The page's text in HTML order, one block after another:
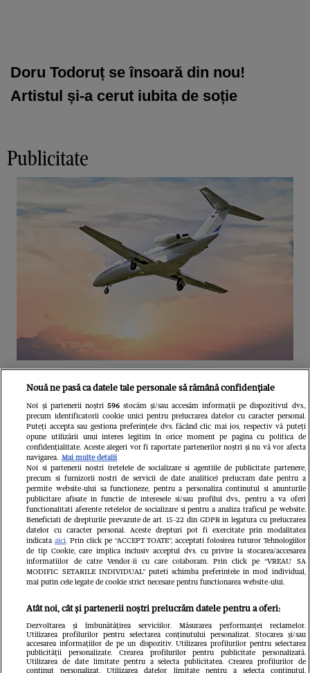
Doru Todoruț se însoară din nou!
Artistul și-a cerut iubita de soție
Publicitate
Unul dintre cele mai folosite
aeroporturi din Europa își închide
complet porțile timp de trei luni.
Milioane de pasageri, afectați
Un vecin instruit poate salva Intră în
Nouă ne pasă ca datele tale personale să rămână confidențiale
Noi și partenerii noștri 596stocăm și/sau accesăm informații pe dispozitivul dvs.,
precum identificatorii cookie unici pentru prelucrarea datelor cu caracter personal.
Puteți accepta sau gestiona preferințele dvs. făcând clic mai jos, respectiv vă puteți
opune utilizării unui interes legitim în orice moment pe pagina cu politica de
confidențialitate. Aceste alegeri vor fi raportate partenerilor noștri și nu vă vor afecta
navigarea. Mai multe detalii
Noi si partenerii nostri (retelele de socializare si agentiile de publicitate partenere,
precum si furnizorii nostri de servicii de date analitice) prelucram date pentru a
permite website-ului sa functioneze, pentru a personaliza continutul si anunturile
publicitare afisate in functie de interesele si/sau profilul dvs., pentru a va oferi
functionalitati aferente retelelor de socializare si pentru a analiza traficul pe website.
Beneficiati de drepturile prevazute de art. 15-22 din GDPR in legatura cu prelucrarea
datelor cu caracter personal. Aceste drepturi pot fi exercitate prin modalitatea
indicataaici. Prin click pe “ACCEPT TOATE”, acceptati folosirea tuturor Tehnologiilor
de tip Cookie, care implica inclusiv acceptul dvs. cu privire la stocarea/accesarea
informatiilor de catre Vendor-ii cu care colaboram. Prin click pe “VREAU SA
MODIFIC SETARILE INDIVIDUAL” puteti schimba preferintele in mod individual,
mai putin cele legate de cookie strict necesare pentru functionarea website-ului.
Atât noi, cât și partenerii noștri prelucrăm datele pentru a oferi:
Dezvoltarea și îmbunătățirea serviciilor. Măsurarea performanței reclamelor.
Utilizarea profilurilor pentru selectarea conținutului personalizat. Stocarea și/sau
accesarea informațiilor de pe un dispozitiv. Utilizarea profilurilor pentru selectarea
publicității personalizate. Crearea profilurilor pentru publicitate personalizată.
Utilizarea de date limitate pentru a selecta publicitatea. Crearea profilurilor de
conținut personalizat. Utilizarea datelor limitate pentru a selecta conținutul.